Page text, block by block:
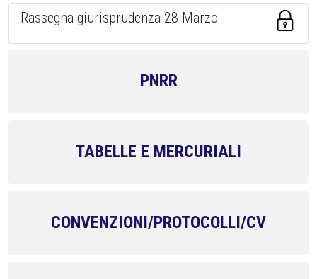
Rassegna giurisprudenza 28 Marzo
PNRR
TABELLE E MERCURIALI
CONVENZIONI/PROTOCOLLI/CV